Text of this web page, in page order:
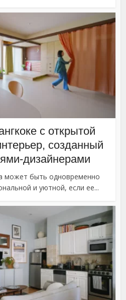
с открытой
созданный
дизайнерами
может быть одновременно
и уютной, если ее...